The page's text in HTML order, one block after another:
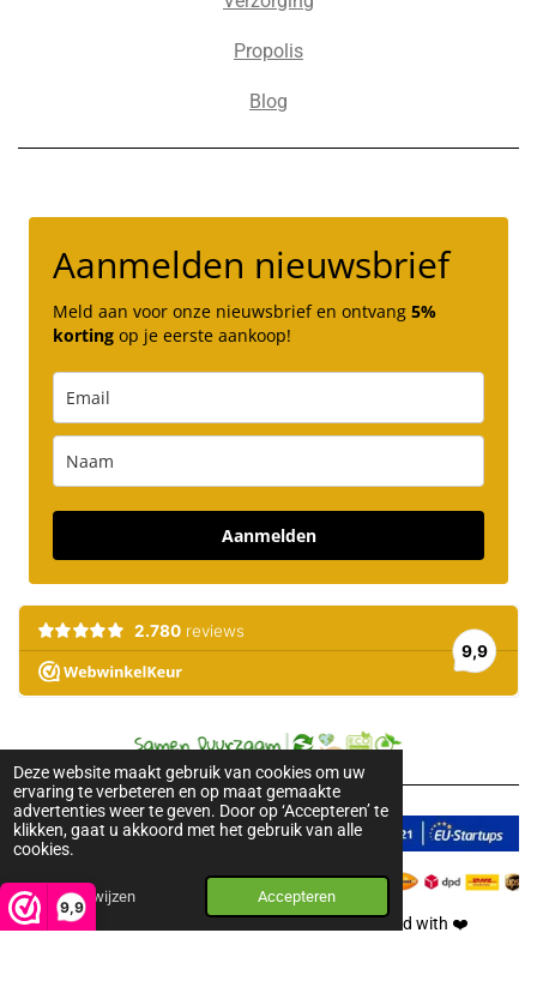
Deze website maakt gebruik van cookies om uw
ervaring te verbeteren en op maat gemaakte
advertenties weer te geven. Door op ‘Accepteren’ te
klikken, gaat u akkoord met het gebruik van alle
cookies.
Afwijzen Accepteren
9,9
Propolis
Blog
Aanmelden nieuwsbrief
Meld aan voor onze nieuwsbrief en ontvang 5%
korting op je eerste aankoop!
Aanmelden
2018-2026 © Pure Honey. All rights reserved. Created with ❤️